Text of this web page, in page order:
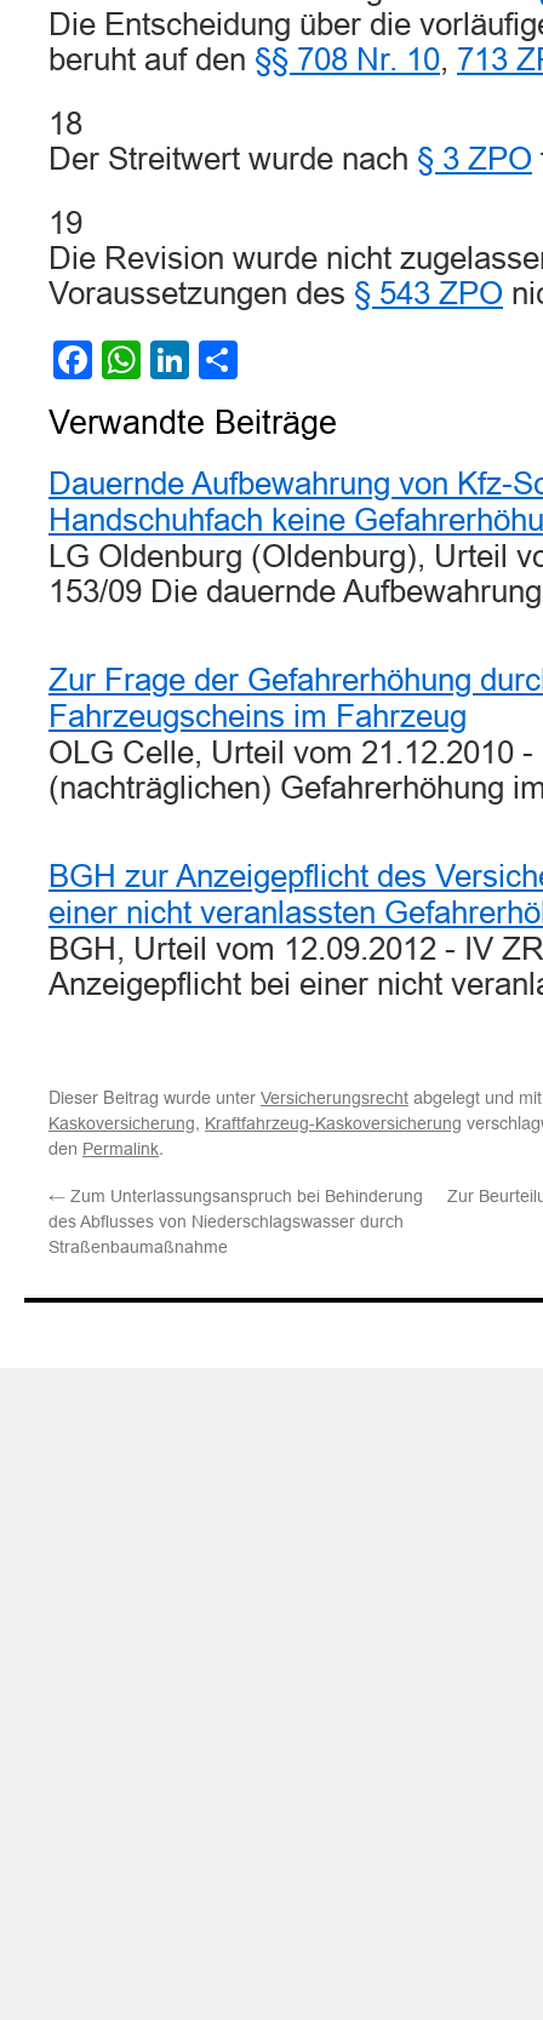
Die Entscheidung über die
beruht auf den §§ 708 Nr. 10, 713
18
Der Streitwert wurde nach § 3 ZPO
19
Die Revision wurde nicht
Voraussetzungen des § 543 ZPO
Facebook
WhatsApp
LinkedIn
Verwandte Beiträge
Dauernde Aufbewahrung von Kfz-
Handschuhfach keine
LG Oldenburg (Oldenburg), Urteil
153/09 Die dauernde
Zur Frage der Gefahrerhöhung
Fahrzeugscheins im Fahrzeug
OLG Celle, Urteil vom 21.12.2010
(nachträglichen) Gefahrerhöhung
BGH zur Anzeigepflicht des
einer nicht veranlassten
BGH, Urteil vom 12.09.2012 - IV
Anzeigepflicht bei einer nicht
Dieser Beitrag wurde unter Versicherungsrecht abgelegt und
Kaskoversicherung, Kraftfahrzeug-Kaskoversicherung
den Permalink.
← Zum Unterlassungsanspruch bei Behinderung
des Abflusses von Niederschlagswasser durch
Straßenbaumaßnahme
Zur